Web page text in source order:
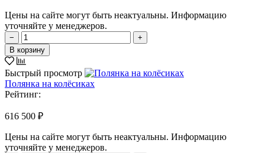
Цены на сайте могут быть неактуальны. Информацию
уточняйте у менеджеров.
−
+
В корзину
Быстрый просмотр
Полянка на колёсиках
Рейтинг:
616 500 ₽
Цены на сайте могут быть неактуальны. Информацию
уточняйте у менеджеров.